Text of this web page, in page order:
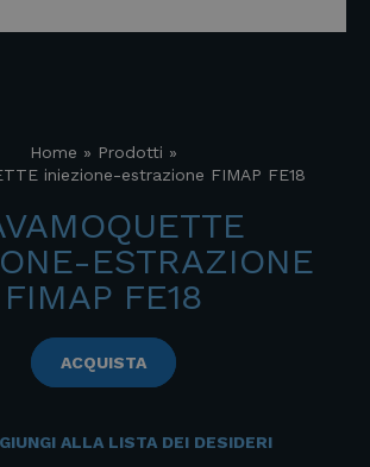
Home » Prodotti »
iniezione-estrazione FIMAP FE18
ESTRAZIONE
FIMAP FE18
ACQUISTA
ALLA LISTA DEI DESIDERI